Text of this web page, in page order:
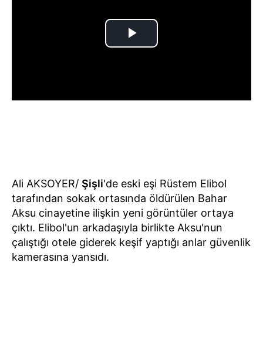
Ali AKSOYER/ Şişli'de eski eşi Rüstem Elibol
tarafından sokak ortasında öldürülen Bahar
Aksu cinayetine ilişkin yeni görüntüler ortaya
çıktı. Elibol'un arkadaşıyla birlikte Aksu'nun
çalıştığı otele giderek keşif yaptığı anlar güvenlik
kamerasına yansıdı.